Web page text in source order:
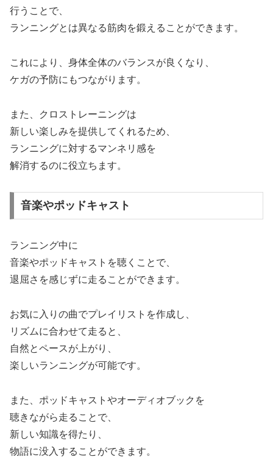
行うことで、
ランニングとは異なる筋肉を鍛えることができます。
これにより、身体全体のバランスが良くなり、
ケガの予防にもつながります。
また、クロストレーニングは
新しい楽しみを提供してくれるため、
ランニングに対するマンネリ感を
解消するのに役立ちます。
音楽やポッドキャスト
ランニング中に
音楽やポッドキャストを聴くことで、
退屈さを感じずに走ることができます。
お気に入りの曲でプレイリストを作成し、
リズムに合わせて走ると、
自然とペースが上がり、
楽しいランニングが可能です。
また、ポッドキャストやオーディオブックを
聴きながら走ることで、
新しい知識を得たり、
物語に没入することができます。